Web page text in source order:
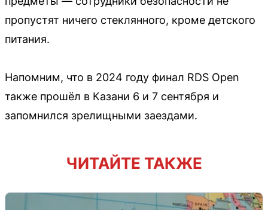
пропустят ничего стеклянного, кроме детского
питания.
Напомним, что в 2024 году финал RDS Open
также прошёл в Казани 6 и 7 сентября и
запомнился зрелищными заездами.
ЧИТАЙТЕ ТАКЖЕ